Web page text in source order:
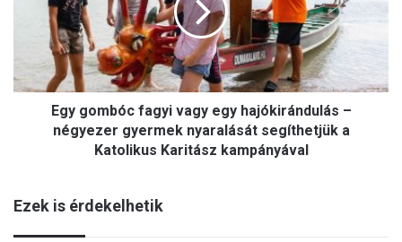
v
l
c
v
Egy gombóc fagyi vagy egy hajókirándulás –
négyezer gyermek nyaralását segíthetjük a
Katolikus Karitász kampányával
Ezek is érdekelhetik